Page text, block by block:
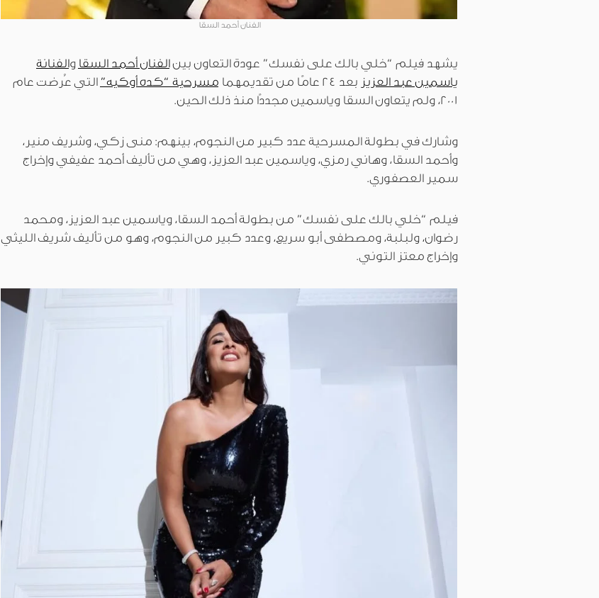
الفنان أحمد السقا
يشهد فيلم “خلي بالك على نفسك” عودة التعاون بينالفنان أحمد السقا والفنانة
ياسمين عبد العزيز بعد 24 عامًا من تقديمهما مسرحية “كده أوكيه” التي عُرضت عام
2001، ولم يتعاون السقا وياسمين مجددًا منذ ذلك الحين.
وشارك في بطولة المسرحية عدد كبير من النجوم، بينهم: منى زكي، وشريف منير،
وأحمد السقا، وهاني رمزي، وياسمين عبد العزيز، وهي من تأليف أحمد عفيفي وإخراج
سمير العصفوري.
فيلم “خلي بالك على نفسك” من بطولة أحمد السقا، وياسمين عبد العزيز، ومحمد
رضوان، ولبلبة، ومصطفى أبو سريع، وعدد كبير من النجوم، وهو من تأليف شريف الليثي
وإخراج معتز التوني.